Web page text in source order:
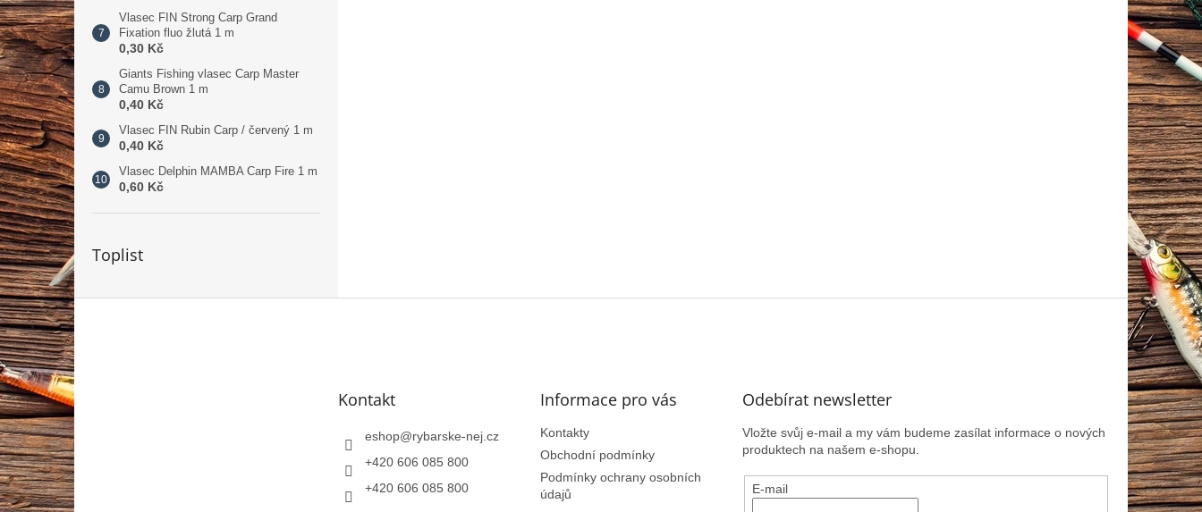
Vlasec FIN Strong Carp Grand
Fixation fluo žlutá 1 m
0,30 Kč
Giants Fishing vlasec Carp Master
Camu Brown 1 m
0,40 Kč
Vlasec FIN Rubin Carp / červený 1 m
0,40 Kč
Vlasec Delphin MAMBA Carp Fire 1 m
0,60 Kč
Toplist
Z
á
p
a
t
í
Kontakt
eshop@rybarske-nej.cz
+420 606 085 800
+420 606 085 800
Informace pro vás
Kontakty
Obchodní podmínky
Podmínky ochrany osobních
údajů
Odebírat newsletter
Vložte svůj e-mail a my vám budeme zasílat informace o nových
produktech na našem e-shopu.
E-mail